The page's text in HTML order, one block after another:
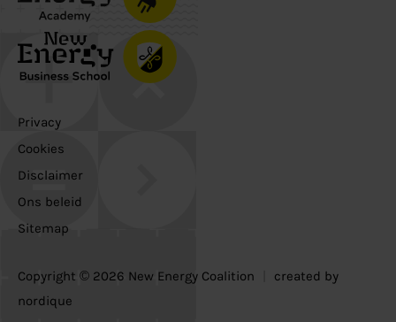
Copyright © 2026 New Energy Coalition
created by
nordique
Privacy
Cookies
Disclaimer
Ons beleid
Sitemap